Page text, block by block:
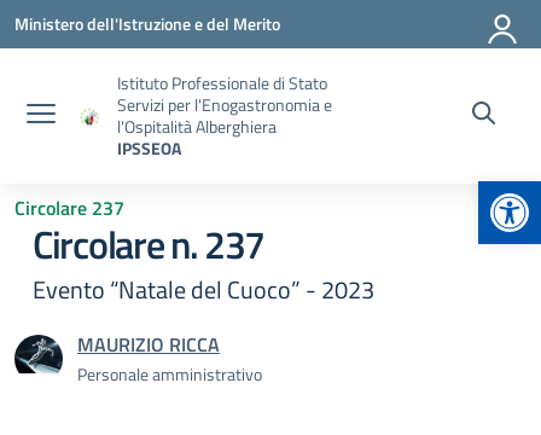
Vai ai contenuti
Vai al menu di navigazione
Vai al footer
Ministero dell'Istruzione e del Merito
Istituto Professionale di Stato
Servizi per l'Enogastronomia e
l'Ospitalità Alberghiera
IPSSEOA
Circolare 237
Circolare n. 237
Evento “Natale del Cuoco” - 2023
MAURIZIO RICCA
Personale amministrativo